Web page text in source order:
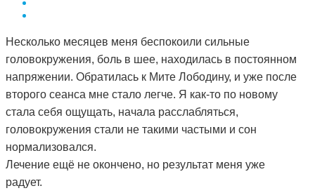
Несколько месяцев меня беспокоили сильные
головокружения, боль в шее, находилась в постоянном
напряжении. Обратилась к Мите Лободину, и уже после
второго сеанса мне стало легче. Я как-то по новому
стала себя ощущать, начала расслабляться,
головокружения стали не такими частыми и сон
нормализовался.
Лечение ещё не окончено, но результат меня уже
радует.